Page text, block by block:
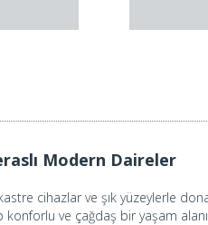
Modern Daireler
cihazlar ve şık yüzeylerle
ve çağdaş bir yaşam